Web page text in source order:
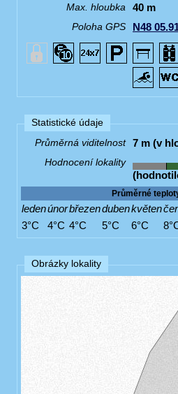
Max. hloubka 40 m
Poloha GPS N48
Statistické údaje
Průměrná viditelnost
7 m (v
Hodnocení lokality
Průměrné
ledenúnorbřezendubenkvěten
3°C
4°C 4°C 5°C 6°C
Obrázky lokality